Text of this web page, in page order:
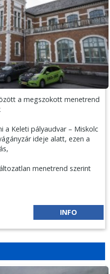
a megszokott menetrend
a Keleti pályaudvar – Miskolc
ideje alatt, ezen a
menetrend szerint
INFO